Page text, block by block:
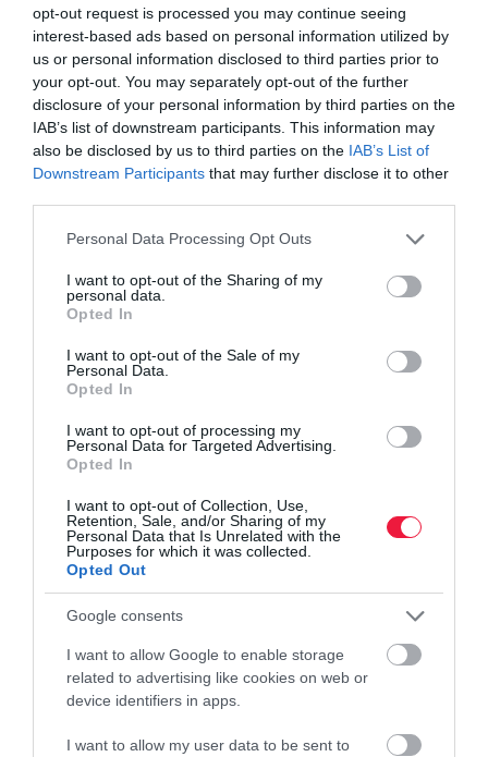
opt-out request is processed you may continue seeing
interest-based ads based on personal information utilized by
us or personal information disclosed to third parties prior to
your opt-out. You may separately opt-out of the further
disclosure of your personal information by third parties on the
IAB’s list of downstream participants. This information may
also be disclosed by us to third parties on the IAB’s List of
Downstream Participants that may further disclose it to other
Please note that this website/app uses one or more Google
not limited to your visit or usage behaviour. You may click to
grant or deny consent to Google and its third-party tags to
use your data for below specified purposes in below Google
consent section.
Personal Data Processing Opt Outs
I want to opt-out of the Sharing of my
personal data.
Opted In
I want to opt-out of the Sale of my
Personal Data.
Opted In
I want to opt-out of processing my
Personal Data for Targeted Advertising.
Opted In
I want to opt-out of Collection, Use,
Retention, Sale, and/or Sharing of my
Personal Data that Is Unrelated with the
Purposes for which it was collected.
Opted Out
Google consents
I want to allow Google to enable storage
related to advertising like cookies on web or
device identifiers in apps.
I want to allow my user data to be sent to
Drónokkal küzdenek az illegális nyugágyak ellen
egyre kevesebb görög partszakaszon helyezhetőek el nyugágyak.
Az üdülőhelyeket mostantól drónokkal is megfigyelik, aki pedig